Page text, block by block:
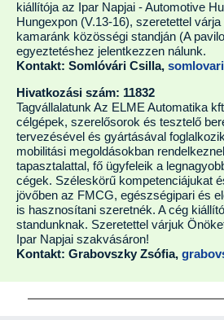
kiállítója az Ipar Napjai - Automotive
Hungexpon (V.13-16), szeretettel
kamaránk közösségi standján (A
egyeztetéshez jelentkezzen nálunk.
Kontakt: Somlóvári Csilla,
Hivatkozási szám: 11832
Tagvállalatunk Az ELME Automatika
célgépek, szerelősorok és tesztelő
tervezésével és gyártásával
mobilitási megoldásokban
tapasztalattal, fő ügyfeleik a
cégek. Széleskörű kompetenciájukat
jövőben az FMCG, egészségipari és
is hasznosítani szeretnék. A cég
standunknak. Szeretettel várjuk
Ipar Napjai szakvásáron!
Kontakt: Grabovszky Zsófia,